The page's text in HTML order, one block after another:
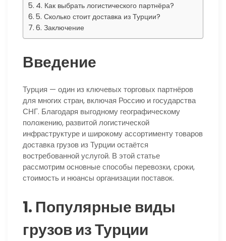
4. Как выбрать логистического партнёра?
5. Сколько стоит доставка из Турции?
6. Заключение
Введение
Турция — один из ключевых торговых партнёров
для многих стран, включая Россию и государства
СНГ. Благодаря выгодному географическому
положению, развитой логистической
инфраструктуре и широкому ассортименту товаров
доставка грузов из Турции остаётся
востребованной услугой. В этой статье
рассмотрим основные способы перевозки, сроки,
стоимость и нюансы организации поставок.
1. Популярные виды
грузов из Турции